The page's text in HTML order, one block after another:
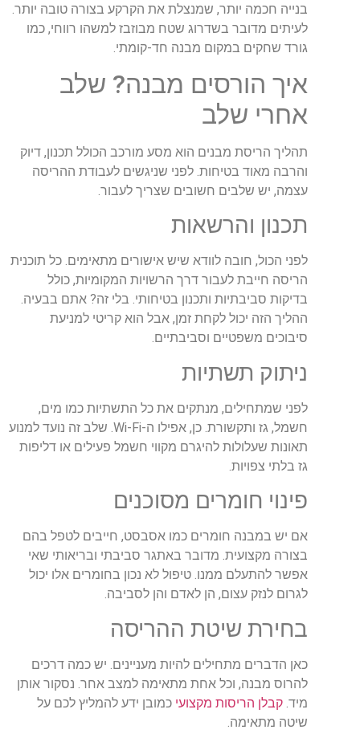
בנייה חכמה יותר, שמנצלת את הקרקע בצורה טובה יותר.
לעיתים מדובר בשדרוג שטח מבוזבז למשהו רווחי, כמו
גורד שחקים במקום מבנה חד-קומתי.
איך הורסים מבנה? שלב
אחרי שלב
תהליך הריסת מבנים הוא מסע מורכב הכולל תכנון, דיוק
והרבה מאוד בטיחות. לפני שניגשים לעבודת ההריסה
עצמה, יש שלבים חשובים שצריך לעבור.
תכנון והרשאות
לפני הכול, חובה לוודא שיש אישורים מתאימים. כל תוכנית
הריסה חייבת לעבור דרך הרשויות המקומיות, כולל
בדיקות סביבתיות ותכנון בטיחותי. בלי זה? אתם בבעיה.
ההליך הזה יכול לקחת זמן, אבל הוא קריטי למניעת
סיבוכים משפטיים וסביבתיים.
ניתוק תשתיות
לפני שמתחילים, מנתקים את כל התשתיות כמו מים,
חשמל, גז ותקשורת. כן, אפילו ה-Wi-Fi. שלב זה נועד למנוע
תאונות שעלולות להיגרם מקווי חשמל פעילים או דליפות
גז בלתי צפויות.
פינוי חומרים מסוכנים
אם יש במבנה חומרים כמו אסבסט, חייבים לטפל בהם
בצורה מקצועית. מדובר באתגר סביבתי ובריאותי שאי
אפשר להתעלם ממנו. טיפול לא נכון בחומרים אלו יכול
לגרום לנזק עצום, הן לאדם והן לסביבה.
בחירת שיטת ההריסה
כאן הדברים מתחילים להיות מעניינים. יש כמה דרכים
להרוס מבנה, וכל אחת מתאימה למצב אחר. נסקור אותן
מיד. קבלן הריסות מקצועי כמובן ידע להמליץ לכם על
שיטה מתאימה.